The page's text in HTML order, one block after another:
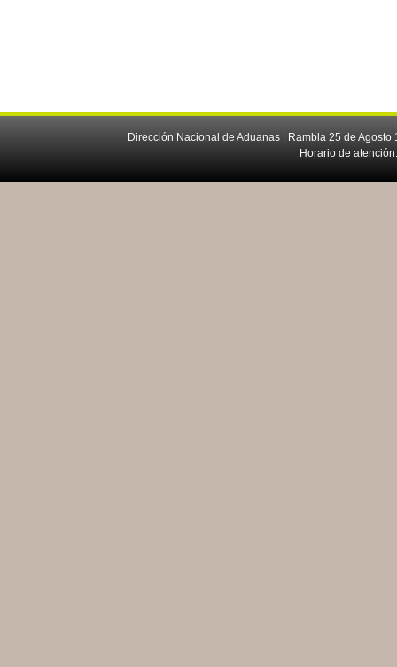
Dirección Nacional de Aduanas | Rambla 25 de
Horario de